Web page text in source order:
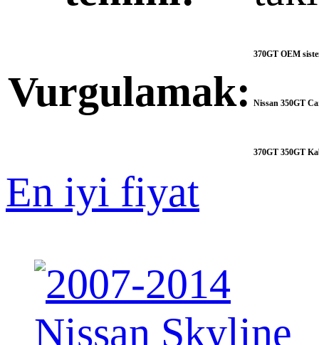
Vurgulamak:
370GT OEM
Nissan 350GT
370GT 350GT
En iyi fiyat